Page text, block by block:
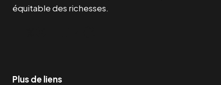
équitable des richesses.
Plus de liens